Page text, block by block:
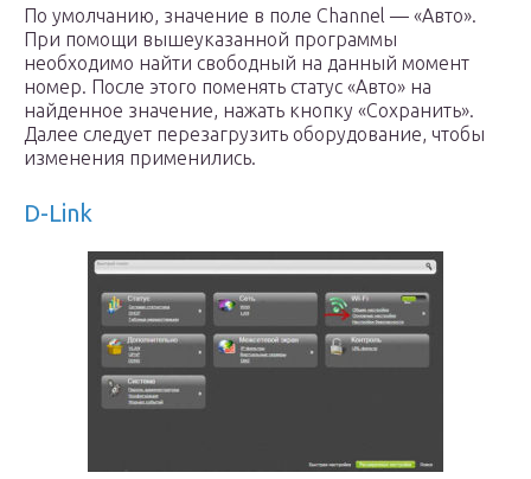
По умолчанию, значение в поле Channel — «Авто».
При помощи вышеуказанной программы
необходимо найти свободный на данный момент
номер. После этого поменять статус «Авто» на
найденное значение, нажать кнопку «Сохранить».
Далее следует перезагрузить оборудование, чтобы
изменения применились.
D-Link